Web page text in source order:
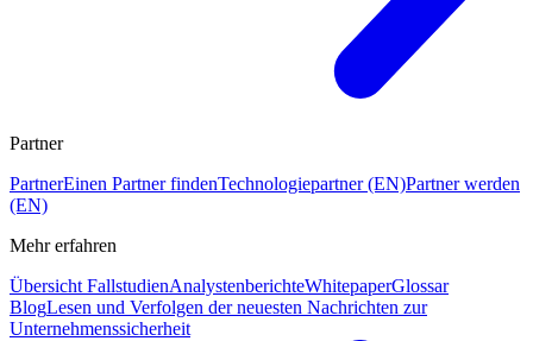
Partner
PartnerEinen Partner findenTechnologiepartner (EN)Partner werden
(EN)
Mehr erfahren
Übersicht FallstudienAnalystenberichteWhitepaperGlossar
BlogLesen und Verfolgen der neuesten Nachrichten zur
Unternehmenssicherheit